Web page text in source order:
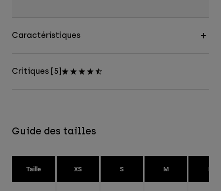
Caractéristiques
Critiques [5]
Guide des tailles
Taille XS S M L